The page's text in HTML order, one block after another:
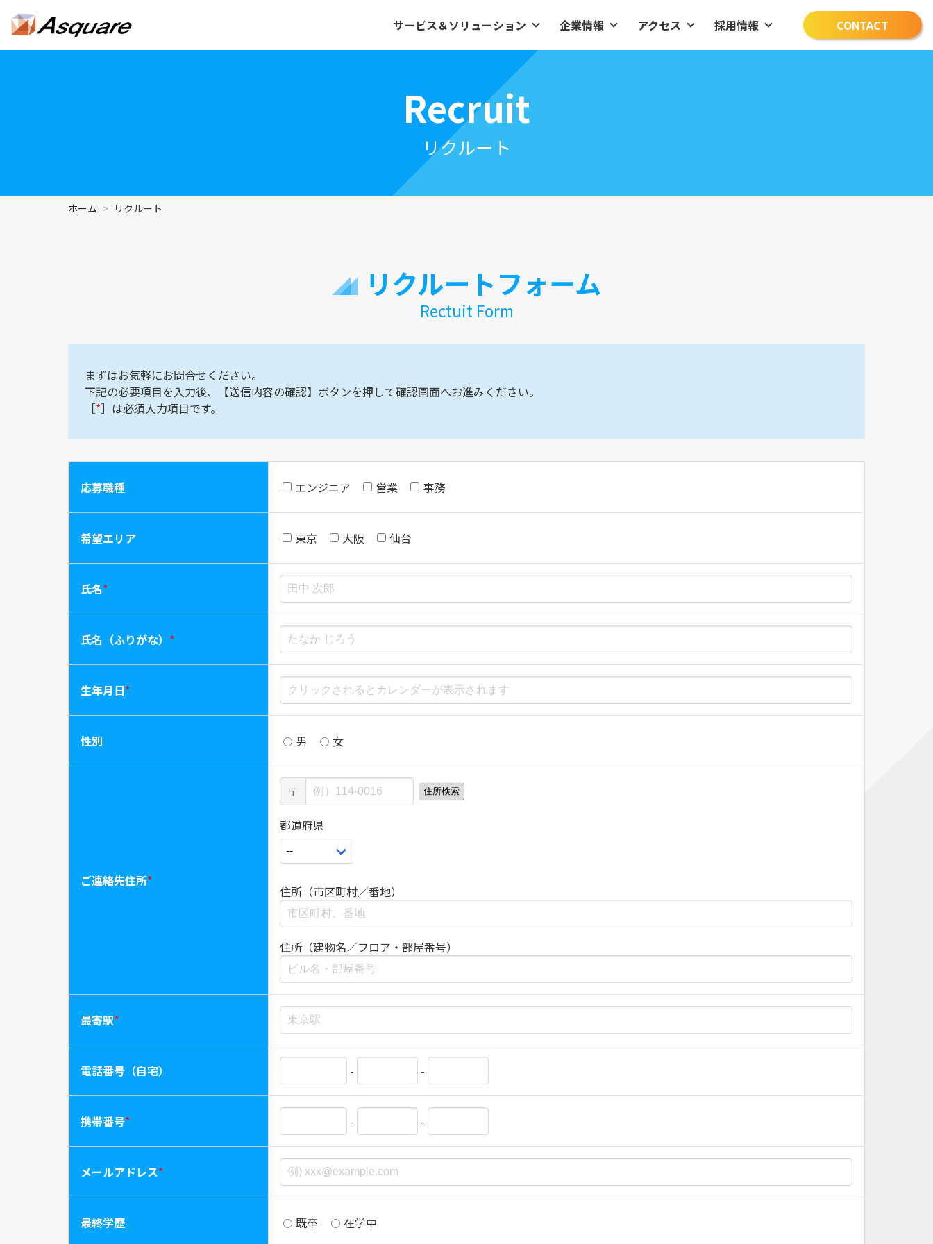
サービス＆ソリューション 企業情報 アクセス 採用情報 CONTACT
Recruit
リクルート
ホーム リクルート
リクルートフォーム
Rectuit Form
まずはお気軽にお問合せください。
下記の必要項目を入力後、【送信内容の確認】ボタンを押して確認画面へお進みください。
［*］は必須入力項目です。
応募職種 エンジニア 営業 事務
希望エリア 東京 大阪 仙台
氏名*
氏名（ふりがな） *
生年月日*
性別 男 女
ご連絡先住所*
〒 住所検索
都道府県
住所（市区町村／番地）
住所（建物名／フロア・部屋番号）
最寄駅*
電話番号（自宅） - -
携帯番号* - -
メールアドレス*
最終学歴 既卒 在学中